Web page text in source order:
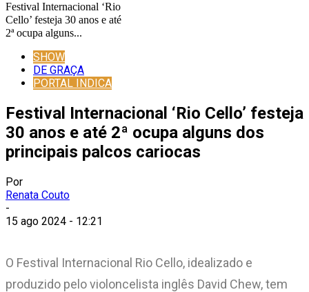
Festival Internacional ‘Rio
Cello’ festeja 30 anos e até
2ª ocupa alguns...
SHOW
DE GRAÇA
PORTAL INDICA
Festival Internacional ‘Rio Cello’ festeja
30 anos e até 2ª ocupa alguns dos
principais palcos cariocas
Por
Renata Couto
-
15 ago 2024 - 12:21
O Festival Internacional Rio Cello, idealizado e
produzido pelo violoncelista inglês David Chew, tem